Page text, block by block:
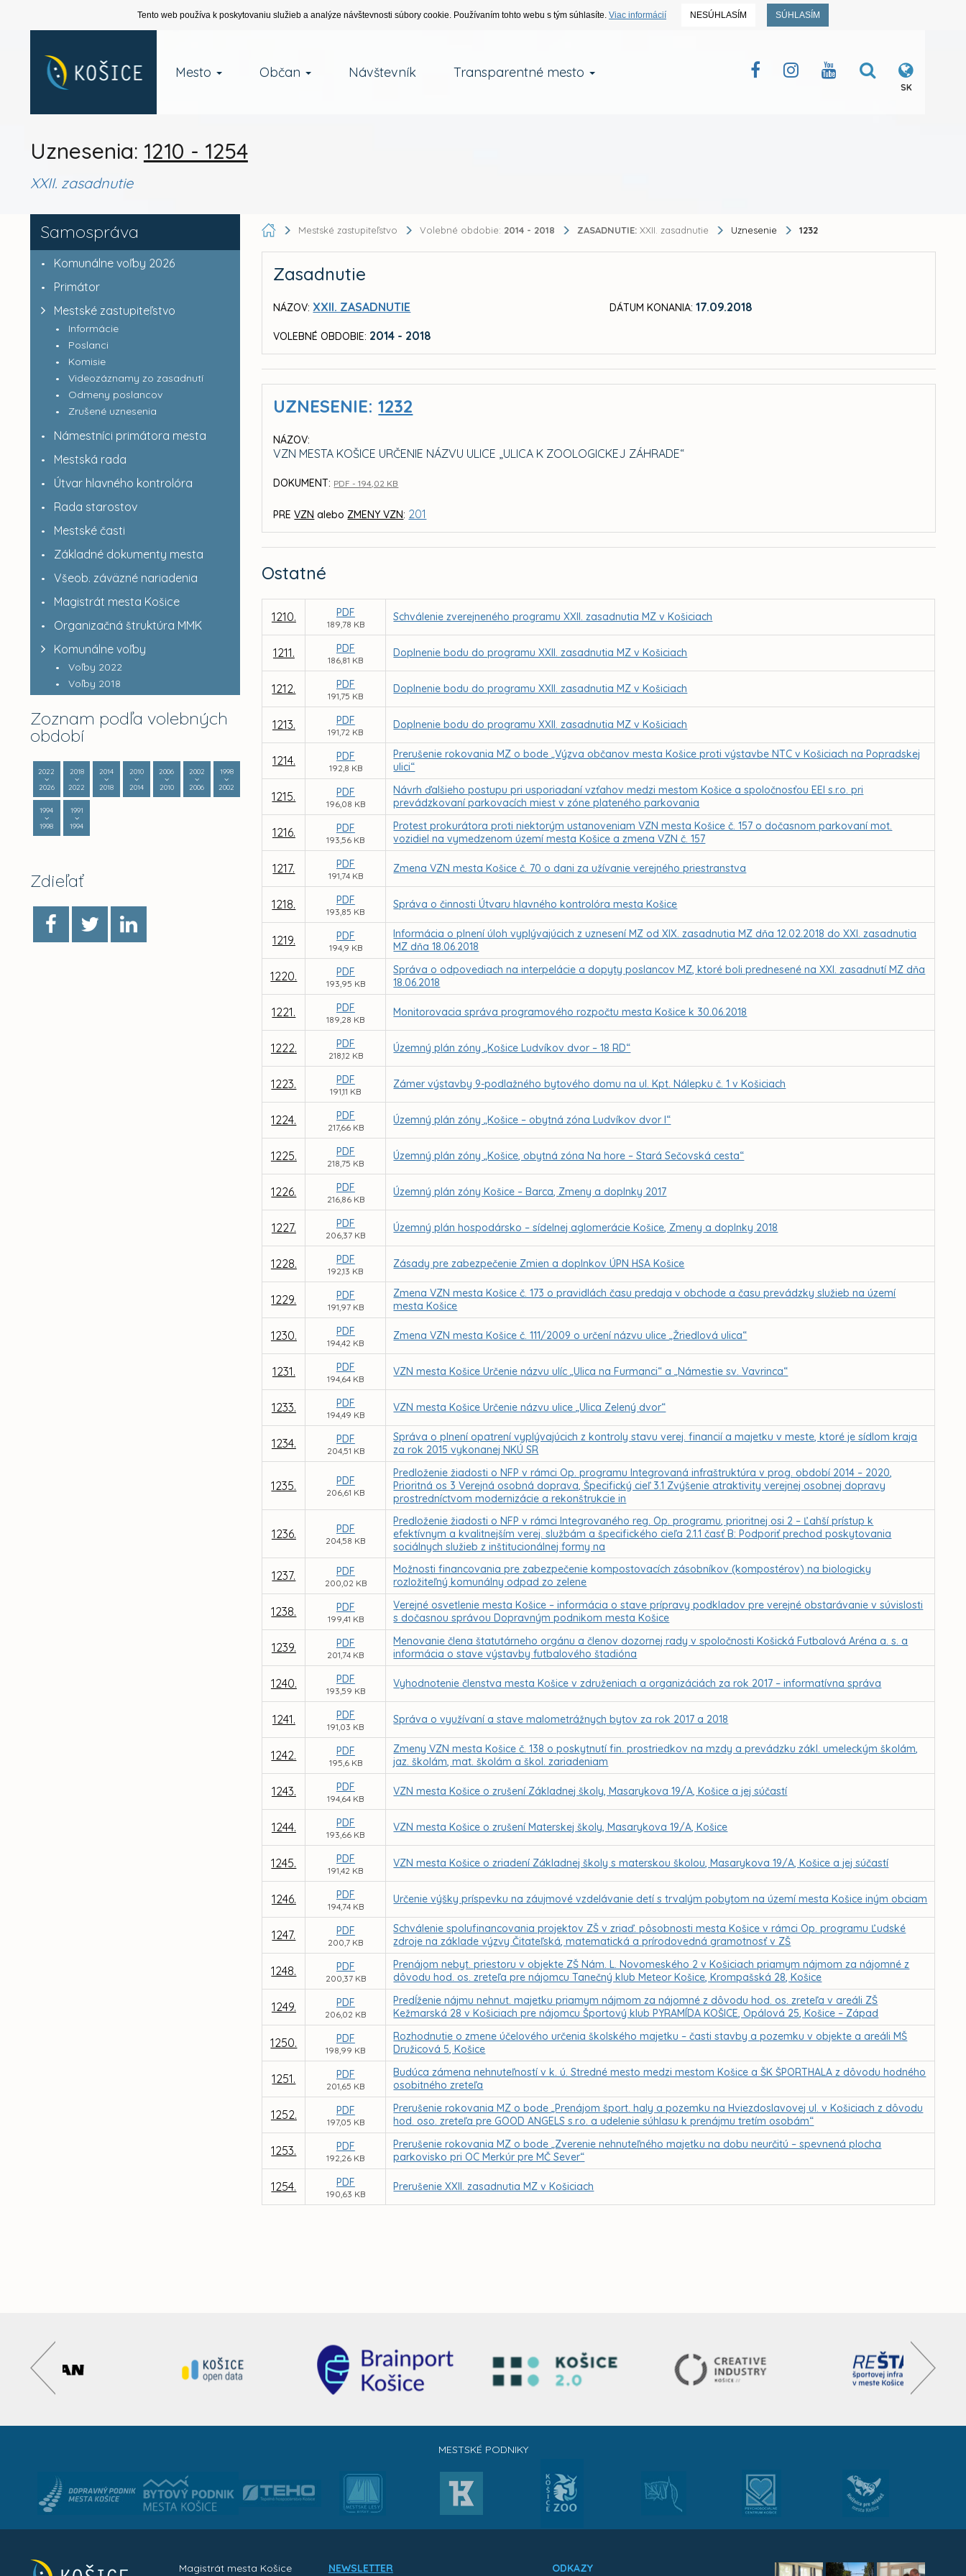
Tento web používa k poskytovaniu služieb a analýze návštevnosti súbory cookie. Používaním tohto webu s tým súhlasíte. Viac informácií NESÚHLASÍM SÚHLASÍM
Mesto Občan Návštevník Transparentné mesto
SK
Uznesenia: 1210 - 1254
XXII. zasadnutie
Samospráva
Komunálne voľby 2026
Primátor
Mestské zastupiteľstvo
Informácie
Poslanci
Komisie
Videozáznamy zo zasadnutí
Odmeny poslancov
Zrušené uznesenia
Námestníci primátora mesta
Mestská rada
Útvar hlavného kontrolóra
Rada starostov
Mestské časti
Základné dokumenty mesta
Všeob. záväzné nariadenia
Magistrát mesta Košice
Organizačná štruktúra MMK
Komunálne voľby
Voľby 2022
Voľby 2018
Zoznam podľa volebných
období
2022
2026
2018
2022
2014
2018
2010
2014
2006
2010
2002
2006
1998
2002
1994
1998
1991
1994
Zdieľať
Mestské zastupiteľstvo Volebné obdobie: 2014 - 2018 ZASADNUTIE: XXII. zasadnutie Uznesenie 1232
Zasadnutie
NÁZOV: XXII. ZASADNUTIE
VOLEBNÉ OBDOBIE: 2014 - 2018
DÁTUM KONANIA: 17.09.2018
UZNESENIE:1232
NÁZOV:
VZN MESTA KOŠICE URČENIE NÁZVU ULICE „ULICA K ZOOLOGICKEJ ZÁHRADE“
DOKUMENT: PDF - 194,02 KB
PREVZN aleboZMENY VZN: 201
Ostatné
1210. PDF
189,78 KB
Schválenie zverejneného programu XXII. zasadnutia MZ v Košiciach
1211. PDF
186,81 KB
Doplnenie bodu do programu XXII. zasadnutia MZ v Košiciach
1212. PDF
191,75 KB
Doplnenie bodu do programu XXII. zasadnutia MZ v Košiciach
1213. PDF
191,72 KB
Doplnenie bodu do programu XXII. zasadnutia MZ v Košiciach
1214. PDF
192,8 KB
Prerušenie rokovania MZ o bode „Výzva občanov mesta Košice proti výstavbe NTC v Košiciach na Popradskej
ulici“
1215. PDF
196,08 KB
Návrh ďalšieho postupu pri usporiadaní vzťahov medzi mestom Košice a spoločnosťou EEI s.r.o. pri
prevádzkovaní parkovacích miest v zóne plateného parkovania
1216. PDF
193,56 KB
Protest prokurátora proti niektorým ustanoveniam VZN mesta Košice č. 157 o dočasnom parkovaní mot.
vozidiel na vymedzenom území mesta Košice a zmena VZN č. 157
1217. PDF
191,74 KB
Zmena VZN mesta Košice č. 70 o dani za užívanie verejného priestranstva
1218. PDF
193,85 KB
Správa o činnosti Útvaru hlavného kontrolóra mesta Košice
1219. PDF
194,9 KB
Informácia o plnení úloh vyplývajúcich z uznesení MZ od XIX. zasadnutia MZ dňa 12.02.2018 do XXI. zasadnutia
MZ dňa 18.06.2018
1220. PDF
193,95 KB
Správa o odpovediach na interpelácie a dopyty poslancov MZ, ktoré boli prednesené na XXI. zasadnutí MZ dňa
18.06.2018
1221. PDF
189,28 KB
Monitorovacia správa programového rozpočtu mesta Košice k 30.06.2018
1222. PDF
218,12 KB
Územný plán zóny „Košice Ludvíkov dvor – 18 RD“
1223. PDF
191,11 KB
Zámer výstavby 9-podlažného bytového domu na ul. Kpt. Nálepku č. 1 v Košiciach
1224. PDF
217,66 KB
Územný plán zóny „Košice – obytná zóna Ludvíkov dvor I“
1225. PDF
218,75 KB
Územný plán zóny „Košice, obytná zóna Na hore – Stará Sečovská cesta“
1226. PDF
216,86 KB
Územný plán zóny Košice – Barca, Zmeny a doplnky 2017
1227. PDF
206,37 KB
Územný plán hospodársko – sídelnej aglomerácie Košice, Zmeny a doplnky 2018
1228. PDF
192,13 KB
Zásady pre zabezpečenie Zmien a doplnkov ÚPN HSA Košice
1229. PDF
191,97 KB
Zmena VZN mesta Košice č. 173 o pravidlách času predaja v obchode a času prevádzky služieb na území
mesta Košice
1230. PDF
194,42 KB
Zmena VZN mesta Košice č. 111/2009 o určení názvu ulice „Žriedlová ulica“
1231. PDF
194,64 KB
VZN mesta Košice Určenie názvu ulíc „Ulica na Furmanci“ a „Námestie sv. Vavrinca“
1233. PDF
194,49 KB
VZN mesta Košice Určenie názvu ulice „Ulica Zelený dvor“
1234. PDF
204,51 KB
Správa o plnení opatrení vyplývajúcich z kontroly stavu verej. financií a majetku v meste, ktoré je sídlom kraja
za rok 2015 vykonanej NKÚ SR
1235. PDF
206,61 KB
Predloženie žiadosti o NFP v rámci Op. programu Integrovaná infraštruktúra v prog. období 2014 – 2020,
Prioritná os 3 Verejná osobná doprava, Špecifický cieľ 3.1 Zvýšenie atraktivity verejnej osobnej dopravy
prostredníctvom modernizácie a rekonštrukcie in
1236. PDF
204,58 KB
Predloženie žiadosti o NFP v rámci Integrovaného reg. Op. programu, prioritnej osi 2 – Ľahší prístup k
efektívnym a kvalitnejším verej. službám a špecifického cieľa 2.1.1 časť B: Podporiť prechod poskytovania
sociálnych služieb z inštitucionálnej formy na
1237. PDF
200,02 KB
Možnosti financovania pre zabezpečenie kompostovacích zásobníkov (kompostérov) na biologicky
rozložiteľný komunálny odpad zo zelene
1238. PDF
199,41 KB
Verejné osvetlenie mesta Košice – informácia o stave prípravy podkladov pre verejné obstarávanie v súvislosti
s dočasnou správou Dopravným podnikom mesta Košice
1239. PDF
201,74 KB
Menovanie člena štatutárneho orgánu a členov dozornej rady v spoločnosti Košická Futbalová Aréna a. s. a
informácia o stave výstavby futbalového štadióna
1240. PDF
193,59 KB
Vyhodnotenie členstva mesta Košice v združeniach a organizáciách za rok 2017 – informatívna správa
1241. PDF
191,03 KB
Správa o využívaní a stave malometrážnych bytov za rok 2017 a 2018
1242. PDF
195,6 KB
Zmeny VZN mesta Košice č. 138 o poskytnutí fin. prostriedkov na mzdy a prevádzku zákl. umeleckým školám,
jaz. školám, mat. školám a škol. zariadeniam
1243. PDF
194,64 KB
VZN mesta Košice o zrušení Základnej školy, Masarykova 19/A, Košice a jej súčastí
1244. PDF
193,66 KB
VZN mesta Košice o zrušení Materskej školy, Masarykova 19/A, Košice
1245. PDF
191,42 KB
VZN mesta Košice o zriadení Základnej školy s materskou školou, Masarykova 19/A, Košice a jej súčastí
1246. PDF
194,74 KB
Určenie výšky príspevku na záujmové vzdelávanie detí s trvalým pobytom na území mesta Košice iným obciam
1247. PDF
200,7 KB
Schválenie spolufinancovania projektov ZŠ v zriaď. pôsobnosti mesta Košice v rámci Op. programu Ľudské
zdroje na základe výzvy Čitateľská, matematická a prírodovedná gramotnosť v ZŠ
1248. PDF
200,37 KB
Prenájom nebyt. priestoru v objekte ZŠ Nám. L. Novomeského 2 v Košiciach priamym nájmom za nájomné z
dôvodu hod. os. zreteľa pre nájomcu Tanečný klub Meteor Košice, Krompašská 28, Košice
1249. PDF
206,02 KB
Predĺženie nájmu nehnut. majetku priamym nájmom za nájomné z dôvodu hod. os. zreteľa v areáli ZŠ
Kežmarská 28 v Košiciach pre nájomcu Športový klub PYRAMÍDA KOŠICE, Opálová 25, Košice – Západ
1250. PDF
198,99 KB
Rozhodnutie o zmene účelového určenia školského majetku – časti stavby a pozemku v objekte a areáli MŠ
Družicová 5, Košice
1251. PDF
201,65 KB
Budúca zámena nehnuteľností v k. ú. Stredné mesto medzi mestom Košice a ŠK ŠPORTHALA z dôvodu hodného
osobitného zreteľa
1252. PDF
197,05 KB
Prerušenie rokovania MZ o bode „Prenájom šport. haly a pozemku na Hviezdoslavovej ul. v Košiciach z dôvodu
hod. oso. zreteľa pre GOOD ANGELS s.r.o. a udelenie súhlasu k prenájmu tretím osobám“
1253. PDF
192,26 KB
Prerušenie rokovania MZ o bode „Zverenie nehnuteľného majetku na dobu neurčitú – spevnená plocha
parkovisko pri OC Merkúr pre MČ Sever“
1254. PDF
190,63 KB
Prerušenie XXII. zasadnutia MZ v Košiciach
MESTSKÉ PODNIKY
Magistrát mesta Košice NEWSLETTER ODKAZY